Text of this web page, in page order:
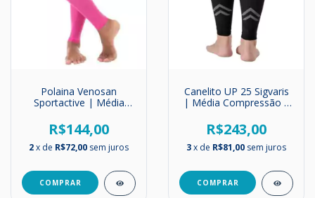
Polaina Venosan
Sportactive | Média
mmHg
R$144,00
2x de R$72,00 sem juros
COMPRAR
Canelito UP 25 Sigvaris
| Média Compressão |
R$243,00
3x de R$81,00 sem juros
COMPRAR